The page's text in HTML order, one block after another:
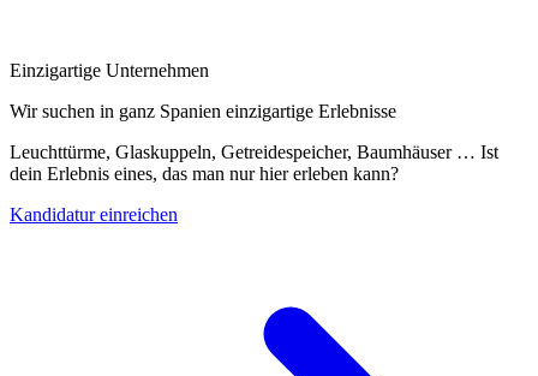
Einzigartige Unternehmen
Wir suchen in ganz Spanien einzigartige Erlebnisse
Leuchttürme, Glaskuppeln, Getreidespeicher, Baumhäuser … Ist
dein Erlebnis eines, das man nur hier erleben kann?
Kandidatur einreichen